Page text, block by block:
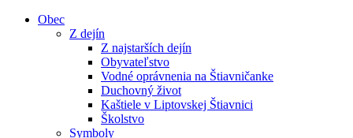
Obec
Z dejín
Z najstarších dejín
Obyvateľstvo
Vodné oprávnenia na Štiavničanke
Duchovný život
Kaštiele v Liptovskej Štiavnici
Školstvo
Symboly